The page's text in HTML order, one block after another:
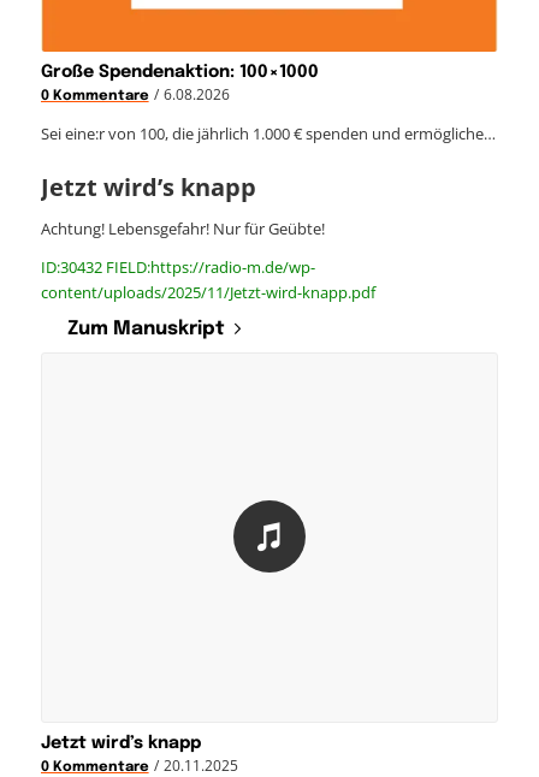
Große Spendenaktion: 100×1000
0 Kommentare / 6.08.2026
Sei eine:r von 100, die jährlich 1.000 € spenden und ermögliche…
Jetzt wird’s knapp
Achtung! Lebensgefahr! Nur für Geübte!
ID:30432 FIELD:https://radio-m.de/wp-
content/uploads/2025/11/Jetzt-wird-knapp.pdf
Zum Manuskript
Jetzt wird’s knapp
0 Kommentare / 20.11.2025